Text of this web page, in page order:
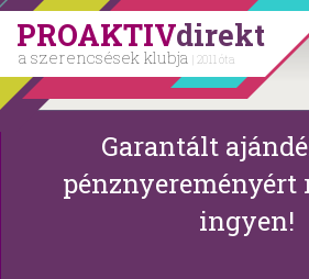
PROAKTIVdirekt
a szerencsések klubja | 2011 óta
Garantált
pénznyereményért
ingyen!